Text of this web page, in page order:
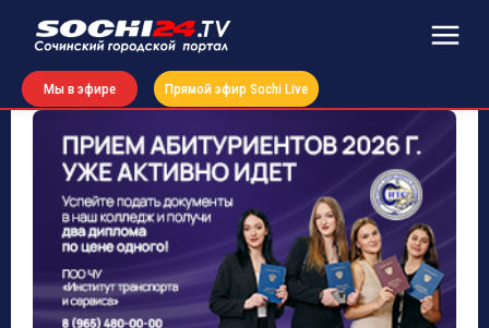
Мы в эфире Прямой эфир Sochi Live